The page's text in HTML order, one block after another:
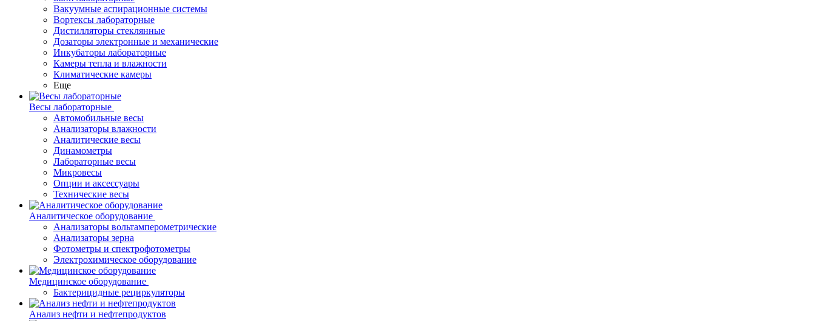
Вакуумные аспирационные системы
Вортексы лабораторные
Дистилляторы стеклянные
Дозаторы электронные и механические
Инкубаторы лабораторные
Камеры тепла и влажности
Климатические камеры
Еще
Весы лабораторные
Автомобильные весы
Анализаторы влажности
Аналитические весы
Динамометры
Лабораторные весы
Микровесы
Опции и аксессуары
Технические весы
Аналитическое оборудование
Анализаторы вольтамперометрические
Анализаторы зерна
Фотометры и спектрофотометры
Электрохимическое оборудование
Медицинское оборудование
Бактерицидные рециркуляторы
Анализ нефти и нефтепродуктов